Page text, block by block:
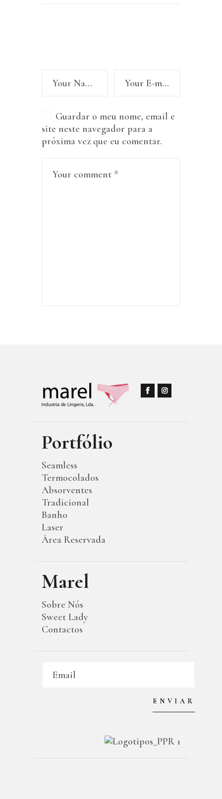
Guardar o meu nome, email e
site neste navegador para a
próxima vez que eu comentar.
Portfólio
Seamless
Termocolados
Absorventes
Tradicional
Banho
Laser
Área Reservada
Marel
Sobre Nós
Sweet Lady
Contactos